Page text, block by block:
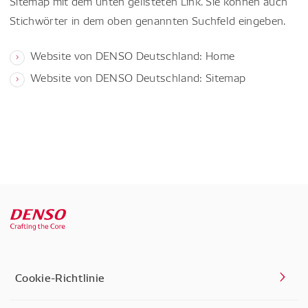
Stichwörter in dem oben genannten Suchfeld eingeben.
Website von DENSO Deutschland: Home
Website von DENSO Deutschland: Sitemap
Cookie-Richtlinie